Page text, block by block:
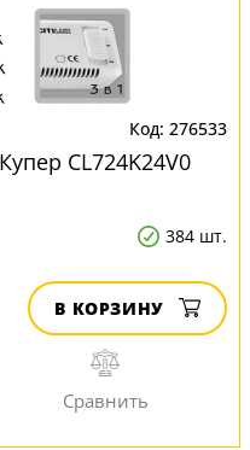
276533
CL724K24V0
384 шт.
В КОРЗИНУ